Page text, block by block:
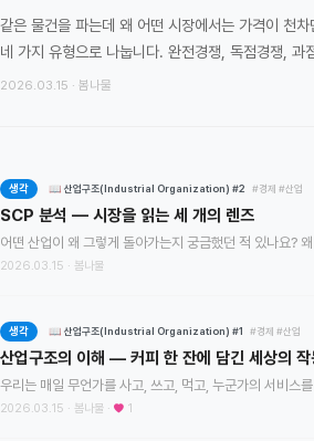
같은 물건을 파는데 왜 어떤 시장에서는 가격이 천
네 가지 유형으로 나눕니다. 완전경쟁, 독점경쟁, 과
2026.03.15 · 봄나물
생각 📖 산업구조(Industrial Organization) #2 #경제 #산업
SCP 분석 — 시장을 읽는 세 개의 렌즈
2026.03.15 · 봄나물
생각 📖 산업구조(Industrial Organization) #1 #경제 #산업
산업구조의 이해 — 커피 한 잔에 담긴 세상의 작
2026.03.15 · 봄나물 · 1